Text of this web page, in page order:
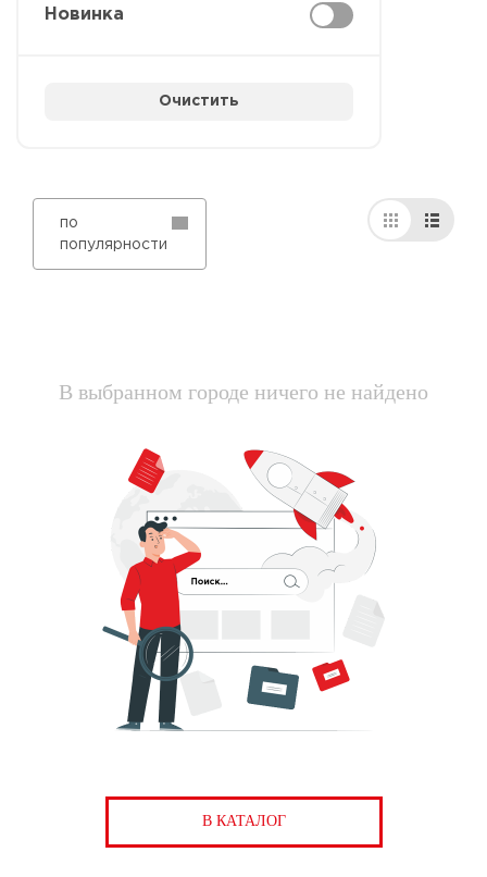
Новинка
Очистить
по
популярности
В выбранном городе ничего не найдено
В КАТАЛОГ